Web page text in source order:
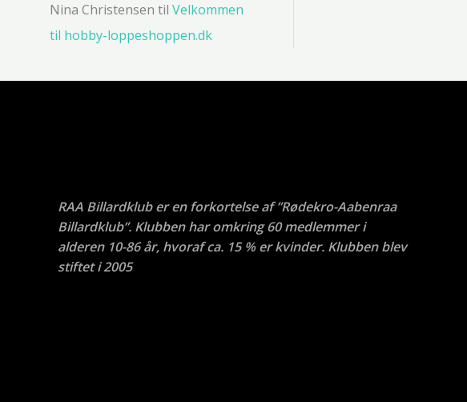
Nina Christensen til Velkommen
til hobby-loppeshoppen.dk
RAA Billardklub er en forkortelse af ”Rødekro-Aabenraa
Billardklub”. Klubben har omkring 60 medlemmer i
alderen 10-86 år, hvoraf ca. 15 % er kvinder. Klubben blev
stiftet i 2005